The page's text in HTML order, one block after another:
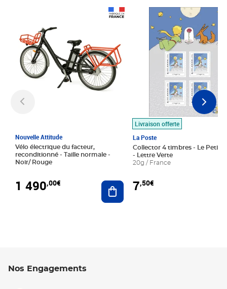
Nouvelle Attitude
Vélo électrique du facteur,
reconditionné - Taille normale -
Noir/ Rouge
1 490,00€ Ajouter au panier
Livraison offerte
La Poste
Collector 4 timbres - Le Petit
- Lettre Verte
20g / France
7,50€
Prix 7,50€
Nos Engagements